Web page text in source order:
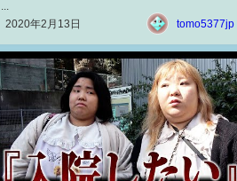
2020年2月13日
tomo5377jp